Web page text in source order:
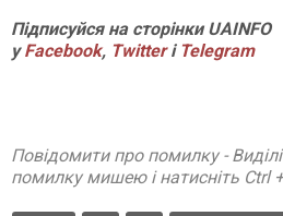
Підписуйся на сторінки UAINFO
уFacebook, Twitter і Telegram
Повідомити про помилку -
помилку мишею і натисніть Ctrl